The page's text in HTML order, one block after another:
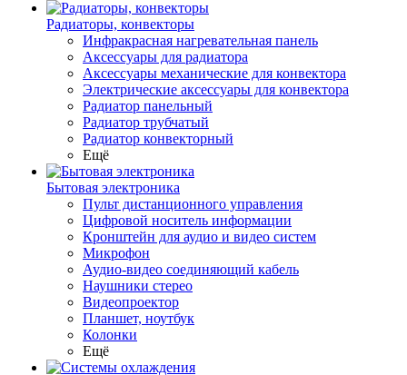
Радиаторы, конвекторы
Инфракрасная нагревательная панель
Аксессуары для радиатора
Аксессуары механические для конвектора
Электрические аксессуары для конвектора
Радиатор панельный
Радиатор трубчатый
Радиатор конвекторный
Ещё
Бытовая электроника
Пульт дистанционного управления
Цифровой носитель информации
Кронштейн для аудио и видео систем
Микрофон
Аудио-видео соединяющий кабель
Наушники стерео
Видеопроектор
Планшет, ноутбук
Колонки
Ещё